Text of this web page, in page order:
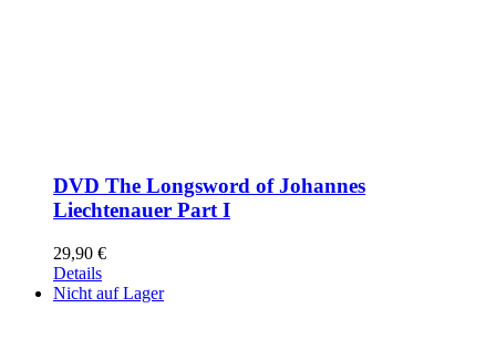
DVD The Longsword of Johannes
Liechtenauer Part I
29,90 €
Details
Nicht auf Lager